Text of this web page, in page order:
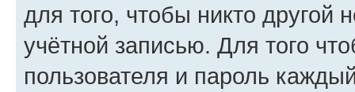
для того, чтобы никто другой
учётной записью. Для того
пользователя и пароль